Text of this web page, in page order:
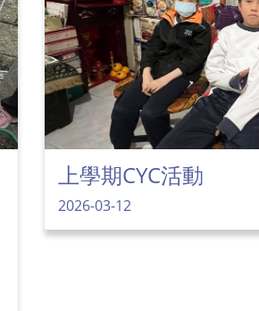
上學期CYC活動
2026-03-12